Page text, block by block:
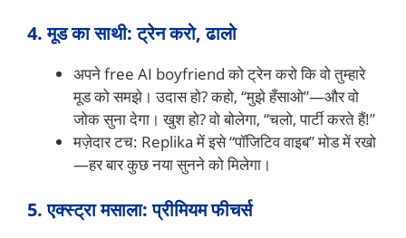
4. मूड का साथी: ट्रेन करो, ढालो
अपने free AI boyfriend को ट्रेन करो कि वो तुम्हारे
मूड को समझे। उदास हो? कहो, “मुझे हँसाओ”—और वो
जोक सुना देगा। खुश हो? वो बोलेगा, “चलो, पार्टी करते हैं!”
मज़ेदार टच: Replika में इसे “पॉजिटिव वाइब” मोड में रखो
—हर बार कुछ नया सुनने को मिलेगा।
5. एक्स्ट्रा मसाला: प्रीमियम फीचर्स